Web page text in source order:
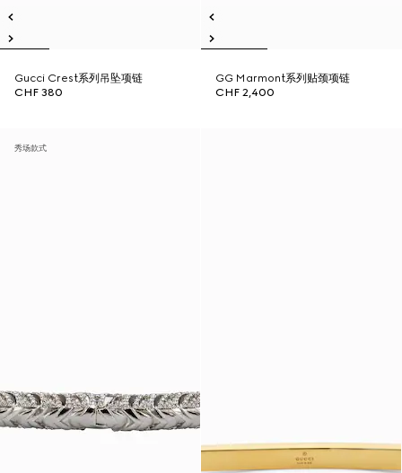
Gucci Crest系列吊坠项链
CHF 380
GG Marmont系列贴颈项链
CHF 2,400
秀场款式